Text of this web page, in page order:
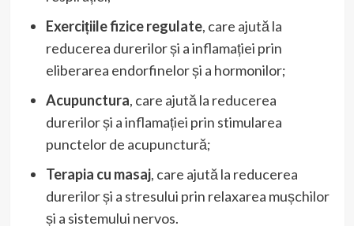
Exercițiile fizice regulate, care ajută la
reducerea durerilor și a inflamației prin
eliberarea endorfinelor și a hormonilor;
Acupunctura, care ajută la reducerea
durerilor și a inflamației prin stimularea
punctelor de acupunctură;
Terapia cu masaj, care ajută la reducerea
durerilor și a stresului prin relaxarea mușchilor
și a sistemului nervos.